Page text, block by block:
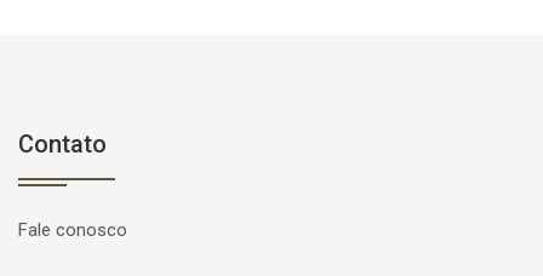
Contato
Fale conosco